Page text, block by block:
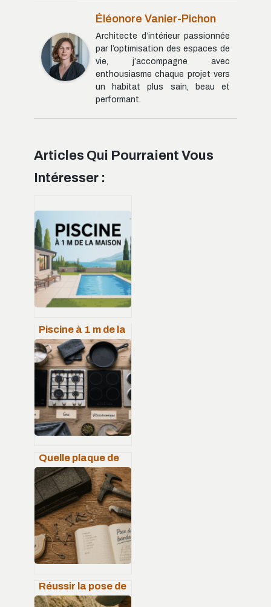
Éléonore Vanier-Pichon
Architecte d’intérieur passionnée
par l’optimisation des espaces de
vie, j’accompagne avec
enthousiasme chaque projet vers
un habitat plus sain, beau et
performant.
Articles Qui Pourraient Vous
Intéresser :
Piscine à 1 m de la
maison : ce qui est
vraiment autorisé
et conseillé
Quelle plaque de
cuisson choisir ?
Induction, gaz ou
vitrocéramique : le
guide pour
trancher
Réussir la pose de
son bardeau